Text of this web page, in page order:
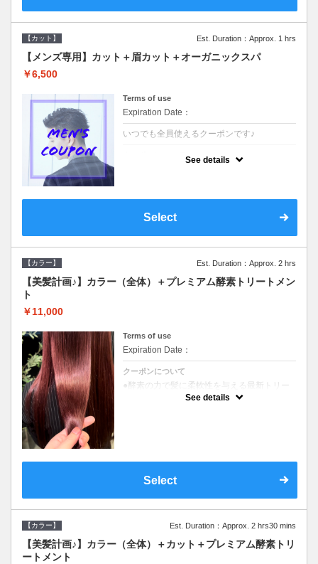
【カット】 Est. Duration：Approx. 1 hrs
【メンズ専用】カット＋眉カット＋オーガニックスパ
￥6,500
Terms of use
Expiration Date：
いつでも全員使えるクーポンです♪
気軽なスパです☆
See details
Select
【カラー】 Est. Duration：Approx. 2 hrs
【美髪計画♪】カラー（全体）＋プレミアム酵素トリートメン
ト
￥11,000
Terms of use
Expiration Date：
クーポンについて
●酵素の力で髪に柔軟性を与える最新トリー
トメント●ＳＢ込●長さ料金あり《こちらのク
ーポンご利用のお客様のみ》オリジナル酵素
See details
Select
【カラー】 Est. Duration：Approx. 2 hrs30 mins
【美髪計画♪】カラー（全体）＋カット＋プレミアム酵素トリ
ートメント